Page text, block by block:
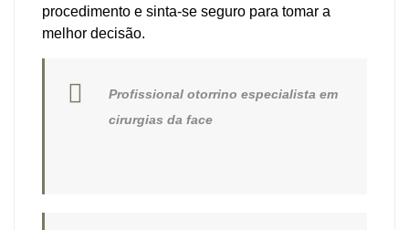
procedimento e sinta-se seguro para tomar a
melhor decisão.
Profissional otorrino especialista em
cirurgias da face